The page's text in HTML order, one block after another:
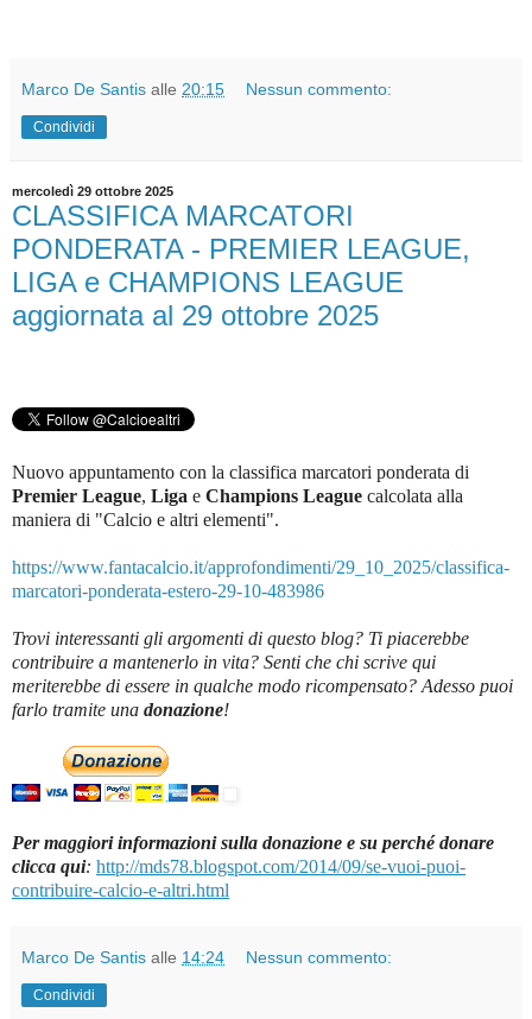
Marco De Santis alle 20:15 Nessun commento:
Condividi
mercoledì 29 ottobre 2025
CLASSIFICA MARCATORI
PONDERATA - PREMIER LEAGUE,
LIGA e CHAMPIONS LEAGUE
aggiornata al 29 ottobre 2025
Nuovo appuntamento con la classifica marcatori ponderata di
Premier League, Liga e Champions League calcolata alla
maniera di "Calcio e altri elementi".
https://www.fantacalcio.it/approfondimenti/29_10_2025/classifica-
marcatori-ponderata-estero-29-10-483986
Trovi interessanti gli argomenti di questo blog? Ti piacerebbe
contribuire a mantenerlo in vita? Senti che chi scrive qui
meriterebbe di essere in qualche modo ricompensato? Adesso puoi
farlo tramite una donazione!
Per maggiori informazioni sulla donazione e su perché donare
clicca qui: http://mds78.blogspot.com/2014/09/se-vuoi-puoi-
contribuire-calcio-e-altri.html
Marco De Santis alle 14:24 Nessun commento:
Condividi